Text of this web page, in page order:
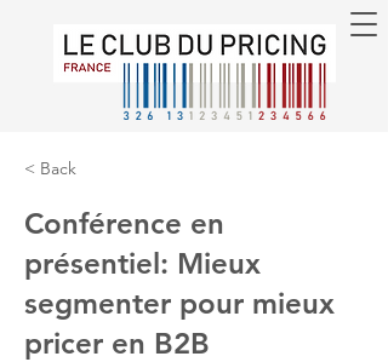
< Back
Conférence en
présentiel: Mieux
segmenter pour mieux
pricer en B2B